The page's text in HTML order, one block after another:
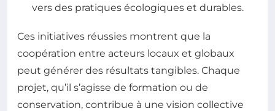
vers des pratiques écologiques et durables.
Ces initiatives réussies montrent que la
coopération entre acteurs locaux et globaux
peut générer des résultats tangibles. Chaque
projet, qu’il s’agisse de formation ou de
conservation, contribue à une vision collective